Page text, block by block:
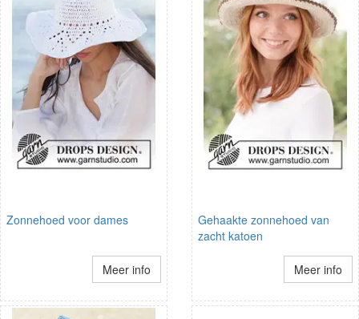
Zonnehoed voor dames
Meer info
Gehaakte zonnehoed van
zacht katoen
Meer info